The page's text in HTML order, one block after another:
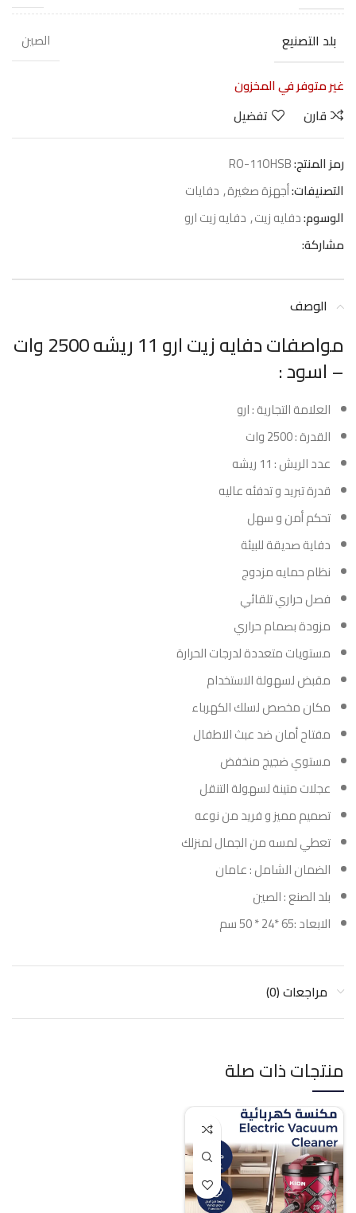
بلد التصنيع
الصين
غير متوفر في المخزون
قارن
تفضيل
رمز المنتج:RO-11OHSB
التصنيفات:أجهزة صغيرة, دفايات
الوسوم:دفايه زيت, دفايه زيت ارو
مشاركة:
الوصف
مواصفات دفايه زيت ارو 11 ريشه 2500 وات
– اسود :
العلامة التجارية : ارو
القدرة : 2500 وات
عدد الريش : 11 ريشه
قدرة تبريد و تدفئه عاليه
تحكم أمن و سهل
دفاية صديقة للبيئة
نظام حمايه مزدوج
فصل حراري تلقائي
مزودة بصمام حراري
مستويات متعددة لدرجات الحرارة
مقبض لسهولة الاستخدام
مكان مخصص لسلك الكهرباء
مفتاح أمان ضد عبث الاطفال
مستوي ضجيج منخفض
عجلات متينة لسهولة التنقل
تصميم مميز و فريد من نوعه
تعطي لمسه من الجمال لمنزلك
الضمان الشامل : عامان
بلد الصنع : الصين
الابعاد :65 *24 * 50 سم
مراجعات (0)
منتجات ذات صلة